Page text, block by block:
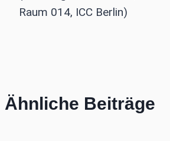
Raum 014, ICC Berlin)
Ähnliche Beiträge